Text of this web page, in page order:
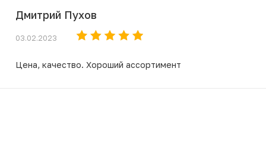
Дмитрий Пухов
03.02.2023
Цена, качество. Хороший ассортимент